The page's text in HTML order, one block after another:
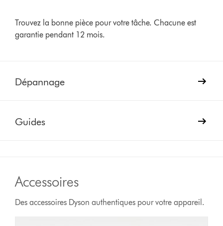
Trouvez la bonne pièce pour votre tâche. Chacune est
garantie pendant 12 mois.
Dépannage
Guides
Accessoires
Des accessoires Dyson authentiques pour votre appareil.